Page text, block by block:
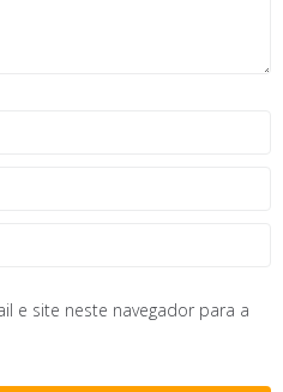
e site neste navegador para a